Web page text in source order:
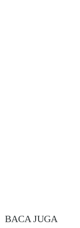
BACA JUGA